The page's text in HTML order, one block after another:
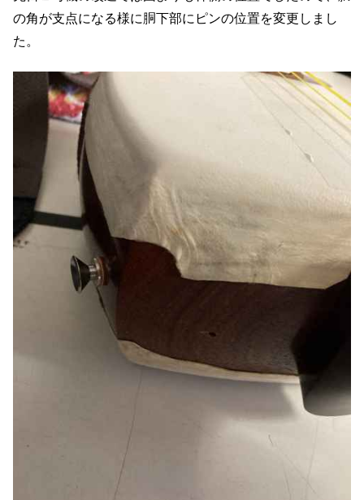
の角が支点になる様に胴下部にピンの位置を変更しまし
た。